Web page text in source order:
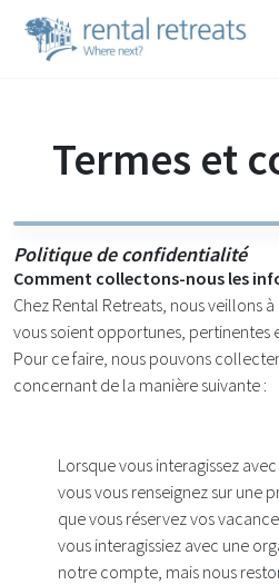
Termes et
Politique de confidentialité
Comment collectons-nous les
Chez Rental Retreats, nous veillons
vous soient opportunes, pertinentes
Pour ce faire, nous pouvons
concernant de la manière suivante :
Lorsque vous interagissez
vous vous renseignez sur une
que vous réservez vos
vous interagissiez avec une
notre compte, mais nous